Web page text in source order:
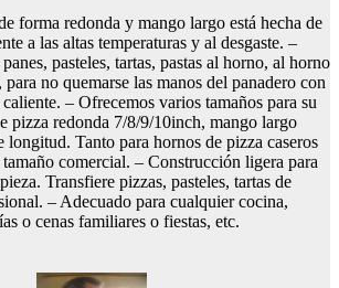
forma redonda y mango largo está hecha de
a las altas temperaturas y al desgaste. –
pasteles, tartas, pastas al horno, al horno
no quemarse las manos del panadero con
– Ofrecemos varios tamaños para su
pizza redonda 7/8/9/10inch, mango largo
longitud. Tanto para hornos de pizza caseros
comercial. – Construcción ligera para
Transfiere pizzas, pasteles, tartas de
– Adecuado para cualquier cocina,
o cenas familiares o fiestas, etc.